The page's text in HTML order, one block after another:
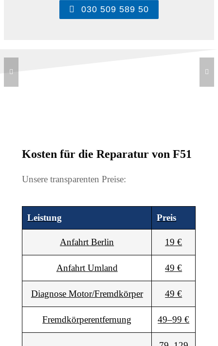
030 509 589 50
Kosten für die Reparatur von F51
Unsere transparenten Preise:
Leistung Preis
Anfahrt Berlin 19 €
Anfahrt Umland 49 €
Diagnose Motor/Fremdkörper 49 €
Fremdkörperentfernung 49–99 €